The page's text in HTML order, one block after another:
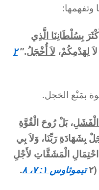
وتفهمها:
بِسُلْطَانِنَا الَّذِي
لِهَدْمِكُمْ، لاَ أُخْجَلُ.”٢
بمَنْع الخجل.
، بَلْ رُوحَ الْقُوَّةِ
بِشَهَادَةِ رَبِّنَا، وَلاَ بِي
الْمَشَقَّاتِ لأَجْلِ
تيموثاوس ١: ٧، ٨ .